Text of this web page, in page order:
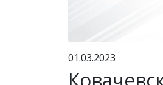
01.03.2023